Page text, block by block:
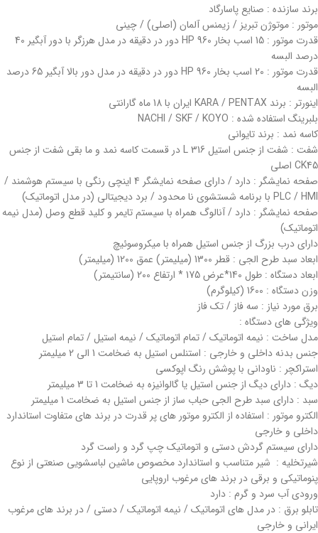
برند سازنده : صنایع پاسارگاد
موتور : موتوژن تبریز / زیمنس آلمان (اصلی) / چینی
قدرت موتور : 15 اسب بخار HP 960 دور در دقیقه در مدل هرزگر با دور آبگیر 40
درصد البسه
قدرت موتور : 20 اسب بخار HP 960 دور در دقیقه در مدل دور بالا آبگیر 65 درصد
البسه
اینورتر : برند KARA / PENTAX ایران با 18 ماه گارانتی
بلبرینگ استفاده شده : NACHI / SKF / KOYO
کاسه نمد : برند تایوانی
شفت : شفت از جنس استیل 316 L در قسمت کاسه نمد و ما بقی شفت از جنس
CK45 اصلی
صفحه نمایشگر : دارد / دارای صفحه نمایشگر 4 اینچی رنگی با سیستم هوشمند /
PLC / HMI با برنامه شستشوی نا محدود / برد دیجیتالی (در مدل اتوماتیک)
صفحه نمایشگر : دارد / آنالوگ همراه با سیستم تایمر و کلید قطع وصل (مدل نیمه
اتوماتیک)
دارای درب بزرگ از جنس استیل همراه با میکروسوئیچ
ابعاد سبد طرح الجی : قطر 1300 (میلیمتر) عمق 1200 (میلیمتر)
ابعاد دستگاه : طول 140*عرض 175 * ارتفاع 200 (سانتیمتر)
وزن دستگاه : 1600 (کیلوگرم)
برق مورد نیاز : سه فاز / تک فاز
ویژگی های دستگاه :
مدل ساخت : نیمه اتوماتیک / تمام اتوماتیک / نیمه استیل / تمام استیل
جنس بدنه داخلی و خارجی : استنلس استیل به ضخامت 1 الی 2 میلیمتر
استراکچر : ناودانی با پوشش رنگ اپوکسی
دیگ : دارای دیگ از جنس استیل یا گالوانیزه به ضخامت 1 تا 3 میلیمتر
سبد : دارای سبد طرح الجی حباب ساز از جنس استیل به ضخامت 1 میلیمتر
الکترو موتور : استفاده از الکترو موتور های پر قدرت در برند های متفاوت استاندارد
داخلی و خارجی
دارای سیستم گردش دستی و اتوماتیک چپ گرد و راست گرد
شیرتخلیه : شیر متناسب و استاندارد مخصوص ماشین لباسشویی صنعتی از نوع
پنوماتیکی و برقی در برند های مرغوب اروپایی
ورودی آب سرد و گرم : دارد
تابلو برق : در مدل های اتوماتیک / نیمه اتوماتیک / دستی / در برند های مرغوب
ایرانی و خارجی